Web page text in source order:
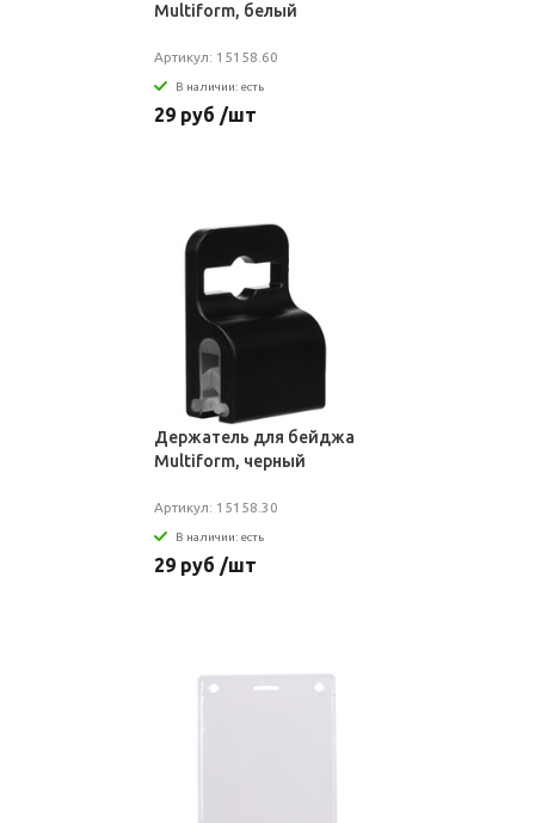
Multiform, белый
Артикул: 15158.60
В наличии: есть
29 руб /шт
Держатель для бейджа
Multiform, черный
Артикул: 15158.30
В наличии: есть
29 руб /шт